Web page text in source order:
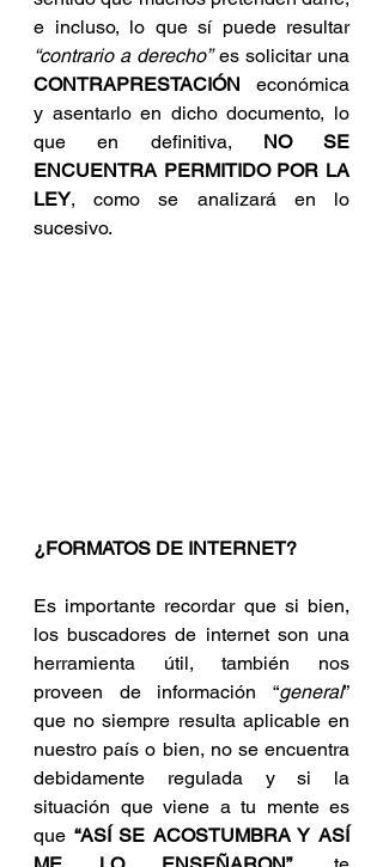
e incluso, lo que sí puede resultar
“contrario a derecho”
CONTRAPRESTACIÓN económica
y asentarlo en dicho documento, lo
que en definitiva, NO SE
ENCUENTRA PERMITIDO POR LA
LEY, como se analizará en lo
sucesivo.
¿FORMATOS DE INTERNET?
Es importante recordar que si bien,
los buscadores de internet son una
herramienta útil, también nos
proveen de información “general”
que no siempre resulta aplicable en
nuestro país o bien, no se encuentra
debidamente regulada y si la
situación que viene a tu mente es
que “ASÍ SE ACOSTUMBRA Y ASÍ